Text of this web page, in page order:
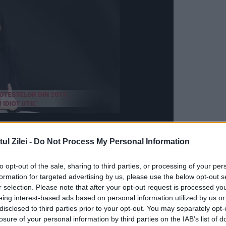
Zilei - Do Not Process My Personal Information
opt-out of the sale, sharing to third parties, or processing of your
for targeted advertising by us, please use the below opt-out
selection. Please note that after your opt-out request is processed
interest-based ads based on personal information utilized by us
to third parties prior to your opt-out. You may separately
of your personal information by third parties on the IAB’s list of
condus, sâmbătă, pe ultimul drum. Sute de
pe străzi sau în gară pentru a-i
al țării noastre.
familiilor regale, printre care Prințul Charles